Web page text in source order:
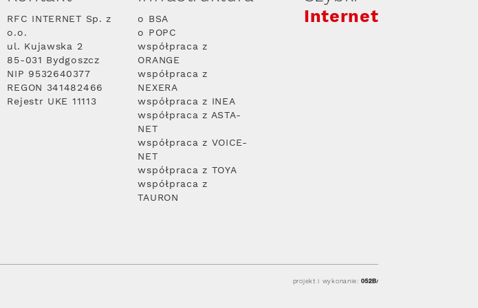
RFC INTERNET Sp. z
o.o.
ul. Kujawska 2
85-031 Bydgoszcz
NIP 9532640377
REGON 341482466
Rejestr UKE 11113
o BSA
o POPC
współpraca z
ORANGE
współpraca z
NEXERA
współpraca z INEA
współpraca z ASTA-
NET
współpraca z VOICE-
NET
współpraca z TOYA
współpraca z
TAURON
Internet
projekt i wykonanie: